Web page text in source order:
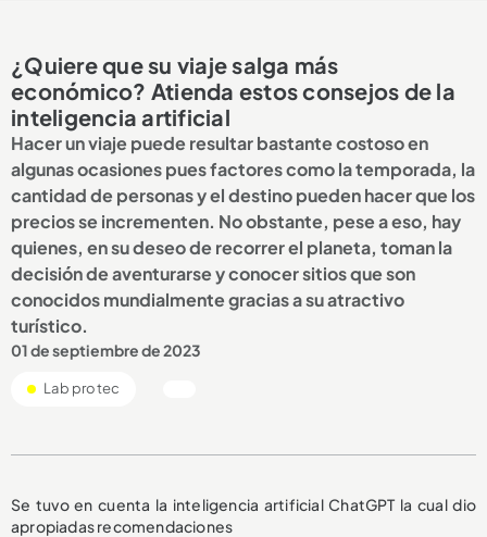
¿Quiere que su viaje salga más
económico? Atienda estos consejos de la
inteligencia artificial
Hacer un viaje puede resultar bastante costoso en
algunas ocasiones pues factores como la temporada, la
cantidad de personas y el destino pueden hacer que los
precios se incrementen. No obstante, pese a eso, hay
quienes, en su deseo de recorrer el planeta, toman la
decisión de aventurarse y conocer sitios que son
conocidos mundialmente gracias a su atractivo
turístico.
01 de septiembre de 2023
Lab protec
Se tuvo en cuenta la inteligencia artificial ChatGPT la cual dio
apropiadas recomendaciones